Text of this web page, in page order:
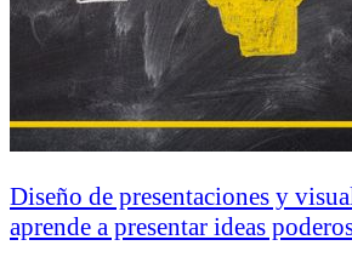
Diseño de presentaciones y
aprende a presentar ideas